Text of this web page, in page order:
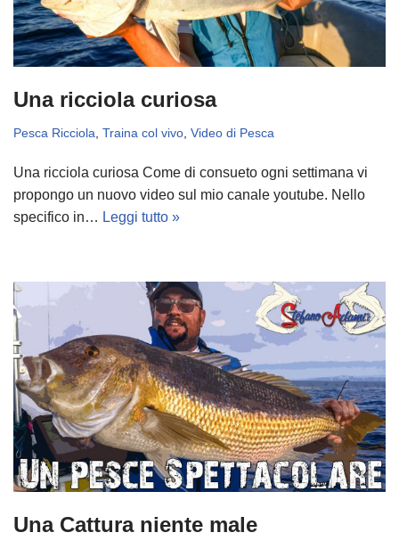
Una ricciola curiosa
Pesca Ricciola Traina col vivo Video di Pesca
Una ricciola curiosa Come di consueto ogni settimana vi
propongo un nuovo video sul mio canale youtube. Nello
specifico in… Leggi tutto »
Una Cattura niente male